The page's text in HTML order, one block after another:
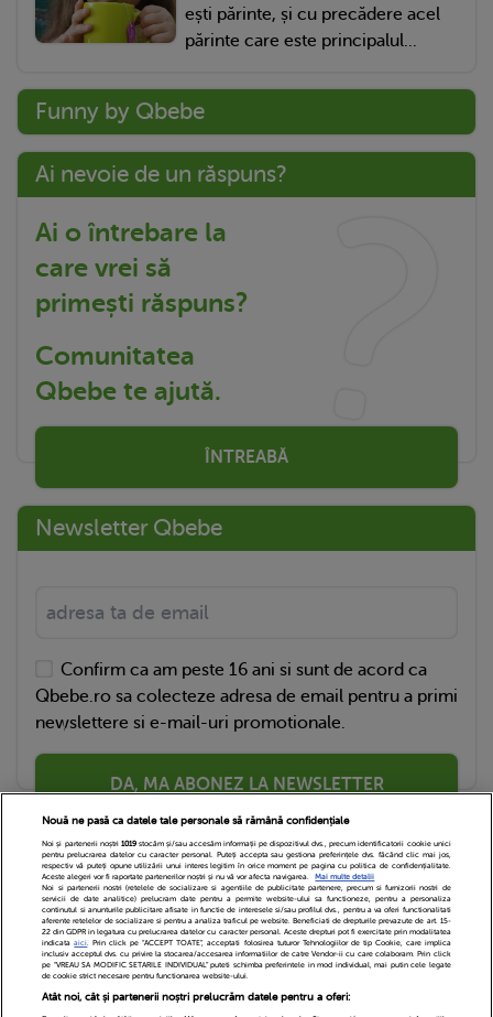
ești părinte, și cu precădere acel
părinte care este principalul...
Funny by Qbebe
Ai nevoie de un răspuns?
Ai o întrebare la
care vrei să
primești răspuns?
Comunitatea
Qbebe te ajută.
ÎNTREABĂ
Newsletter Qbebe
Confirm ca am peste 16 ani si sunt de acord ca
Qbebe.ro sa colecteze adresa de email pentru a primi
newslettere si e-mail-uri promotionale.
DA, MA ABONEZ LA NEWSLETTER
Echipa Editoriala Newsletter
Contact
Cariere
Cookies Politica de confidentialitate
Nouă ne pasă ca datele tale personale să rămână confidențiale
Noi și partenerii noștri 1019stocăm și/sau accesăm informații pe dispozitivul dvs., precum identificatorii cookie unici
pentru prelucrarea datelor cu caracter personal. Puteți accepta sau gestiona preferințele dvs. făcând clic mai jos,
respectiv vă puteți opune utilizării unui interes legitim în orice moment pe pagina cu politica de confidențialitate.
Aceste alegeri vor fi raportate partenerilor noștri și nu vă vor afecta navigarea.
Mai multe detalii
Noi si partenerii nostri (retelele de socializare si agentiile de publicitate partenere, precum si furnizorii nostri de
servicii de date analitice) prelucram date pentru a permite website-ului sa functioneze, pentru a personaliza
continutul si anunturile publicitare afisate in functie de interesele si/sau profilul dvs., pentru a va oferi functionalitati
aferente retelelor de socializare si pentru a analiza traficul pe website. Beneficiati de drepturile prevazute de art. 15-
22 din GDPR in legatura cu prelucrarea datelor cu caracter personal. Aceste drepturi pot fi exercitate prin modalitatea
indicataaici. Prin click pe “ACCEPT TOATE”, acceptati folosirea tuturor Tehnologiilor de tip Cookie, care implica
inclusiv acceptul dvs. cu privire la stocarea/accesarea informatiilor de catre Vendor-ii cu care colaboram. Prin click
pe “VREAU SA MODIFIC SETARILE INDIVIDUAL” puteti schimba preferintele in mod individual, mai putin cele legate
de cookie strict necesare pentru functionarea website-ului.
Atât noi, cât și partenerii noștri prelucrăm datele pentru a oferi: